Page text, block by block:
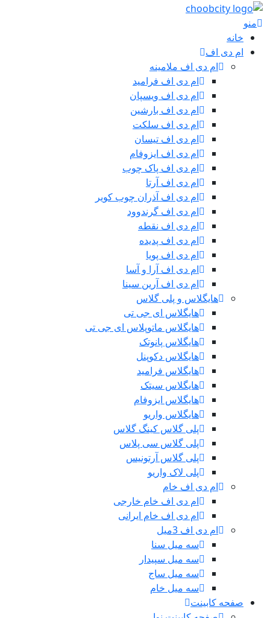
منو
خانه
ام دی اف
ام دی اف ملامینه
ام دی اف فرامید
ام دی اف ویسپان
ام دی اف بارشین
ام دی اف سلکت
ام دی اف تیسان
ام دی اف ایزوفام
ام دی اف پاک چوب
ام دی اف آرتا
ام دی اف آذران چوب کویر
ام دی اف گرندوود
ام دی اف نقطه
ام دی اف پدیده
ام دی اف پویا
ام دی اف آرا و آسا
ام دی اف آرین سینا
هایگلاس و پلی گلاس
هایگلاس ای جی تی
هایگلاس ماتوپلاس ای جی تی
هایگلاس پانوتک
هایگلاس دکوپنل
هایگلاس فرامید
هایگلاس سیتک
هایگلاس ایزوفام
هایگلاس واریو
پلی گلاس کینگ گلاس
پلی گلاس سی پلاس
پلی گلاس آرتونیس
پلی لاک واریو
ام دی اف خام
ام دی اف خام خارجی
ام دی اف خام ایرانی
ام دی اف 3میل
سه میل سنا
سه میل سپیدار
سه میل ساج
سه میل خام
صفحه کابینت